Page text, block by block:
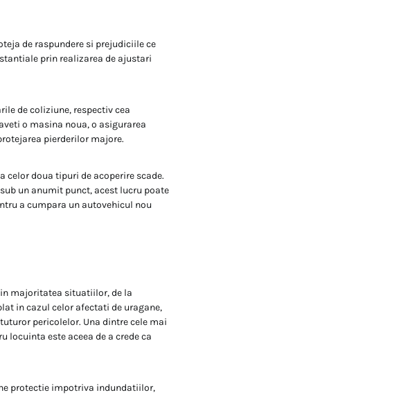
de raspundere si prejudiciile ce
prin realizarea de ajustari
de coliziune, respectiv cea
o masina noua, o asigurarea
pierderilor majore.
celor doua tipuri de acoperire scade.
un anumit punct, acest lucru poate
a cumpara un autovehicul nou
majoritatea situatiilor, de la
in cazul celor afectati de uragane,
pericolelor. Una dintre cele mai
locuinta este aceea de a crede ca
protectie impotriva indundatiilor,